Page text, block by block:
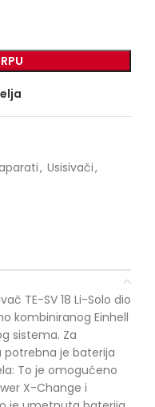
, Usisivači,
TE-SV 18 Li-Solo dio
kombiniranog Einhell
sistema. Za
potrebna je baterija
To je omogućeno
X-Change i